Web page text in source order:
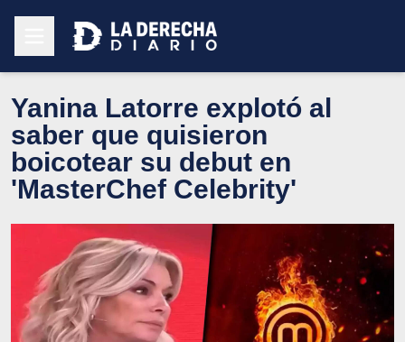
Yanina Latorre explotó al
saber que quisieron
boicotear su debut en
'MasterChef Celebrity'